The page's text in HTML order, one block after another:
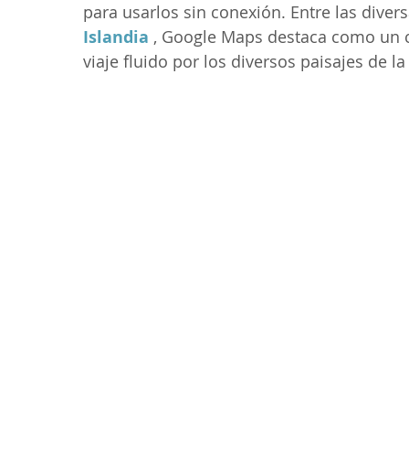
para usarlos sin conexión. Entre las
Islandia , Google Maps destaca como
viaje fluido por los diversos paisajes de